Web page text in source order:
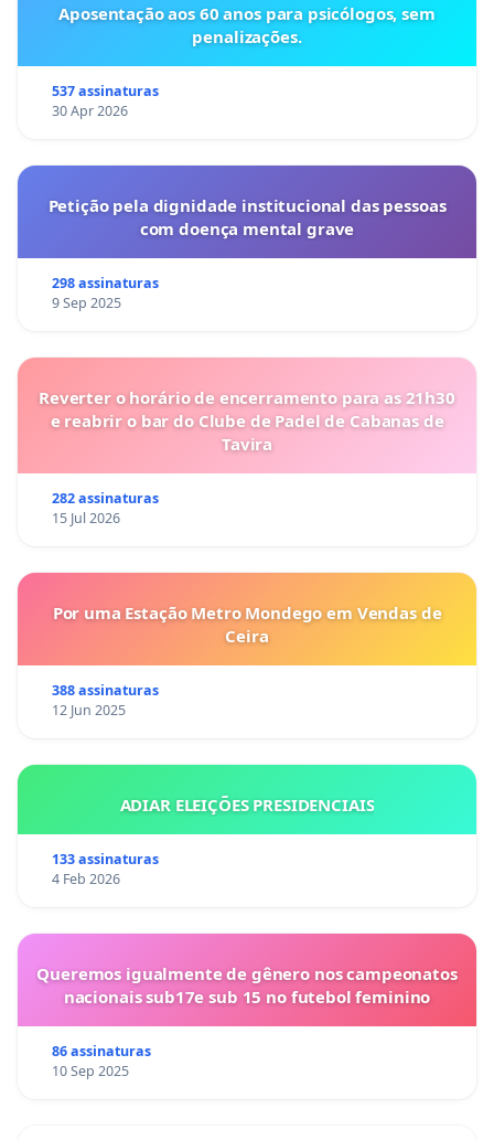
Aposentação aos 60 anos para psicólogos, sem
penalizações.
537 assinaturas
30 Apr 2026
Petição pela dignidade institucional das pessoas
com doença mental grave
298 assinaturas
9 Sep 2025
Reverter o horário de encerramento para as 21h30
e reabrir o bar do Clube de Padel de Cabanas de
Tavira
282 assinaturas
15 Jul 2026
Por uma Estação Metro Mondego em Vendas de
Ceira
388 assinaturas
12 Jun 2025
ADIAR ELEIÇÕES PRESIDENCIAIS
133 assinaturas
4 Feb 2026
Queremos igualmente de gênero nos campeonatos
nacionais sub17e sub 15 no futebol feminino
86 assinaturas
10 Sep 2025